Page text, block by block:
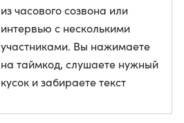
из часового созвона или
интервью с несколькими
участниками. Вы нажимаете
на таймкод, слушаете нужный
кусок и забираете текст